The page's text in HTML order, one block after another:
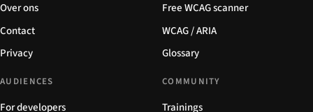
Over ons
Contact
Privacy
Free WCAG scanner
WCAG / ARIA
Glossary
AUDIENCES
For developers
COMMUNITY
Trainings